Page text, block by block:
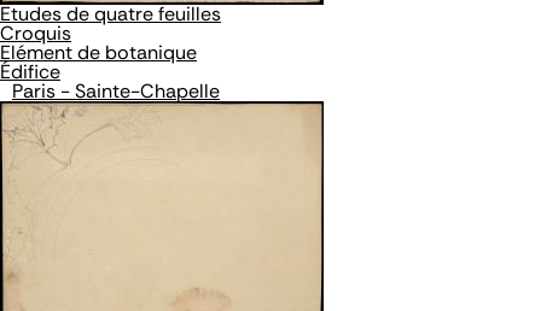
Etudes de quatre feuilles
Croquis
Elément de botanique
Édifice
Paris - Sainte-Chapelle